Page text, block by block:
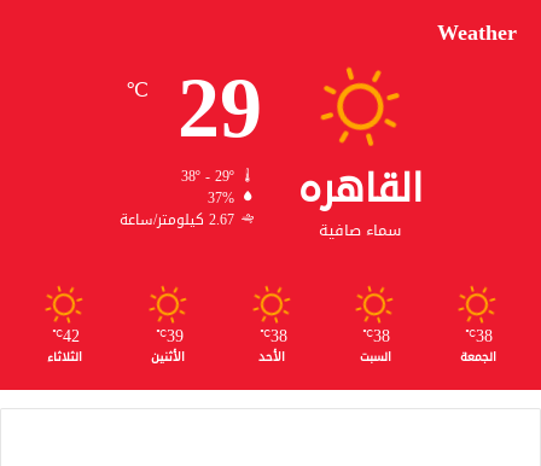
Weather
القاهره
سماء صافية
29
℃
38º - 29º
37%
2.67 كيلومتر/ساعة
38
℃
الجمعة
38
℃
السبت
38
℃
الأحد
39
℃
الأثنين
42
℃
الثلاثاء